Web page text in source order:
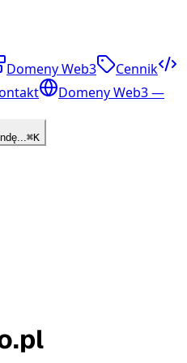
Domeny Web3
Cennik
Domeny Web3 —
⌘K